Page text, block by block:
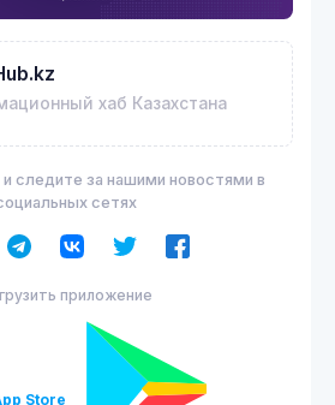
хаб Казахстана
следите за нашими новостями в
сетях
приложение
Store